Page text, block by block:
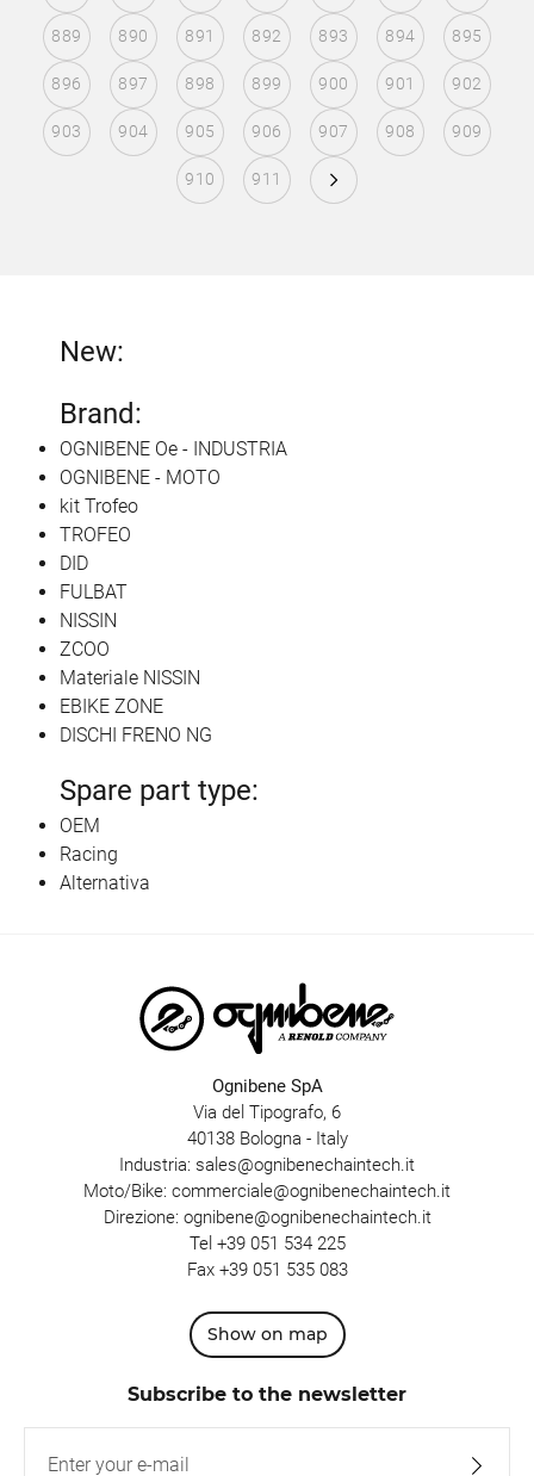
889 890 891 892 893 894 895
896 897 898 899 900 901 902
903 904 905 906 907 908 909
910 911
New:
Brand:
OGNIBENE Oe - INDUSTRIA
OGNIBENE - MOTO
kit Trofeo
TROFEO
DID
FULBAT
NISSIN
ZCOO
Materiale NISSIN
EBIKE ZONE
DISCHI FRENO NG
Spare part type:
OEM
Racing
Alternativa
Ognibene SpA
Via del Tipografo, 6
40138 Bologna - Italy
Industria: sales@ognibenechaintech.it
Moto/Bike: commerciale@ognibenechaintech.it
Direzione: ognibene@ognibenechaintech.it
Tel +39 051 534 225
Fax +39 051 535 083
Show on map
Subscribe to the newsletter